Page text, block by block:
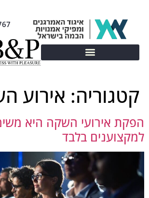
קטגוריה: אירוע
הפקת אירועי השקה היא
למקצוענים בלבד